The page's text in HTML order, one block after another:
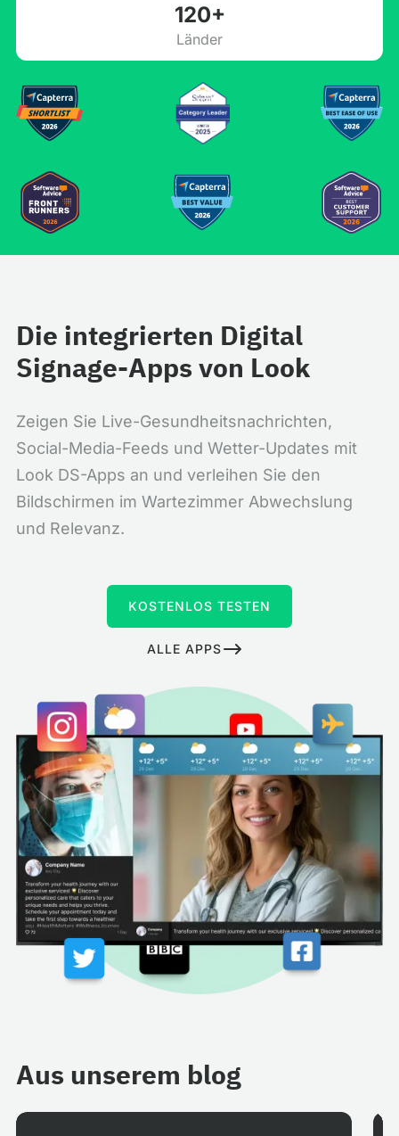
120+
Länder
Die integrierten Digital
Signage-Apps von Look
Zeigen Sie Live-Gesundheitsnachrichten,
Social-Media-Feeds und Wetter-Updates mit
Look DS-Apps an und verleihen Sie den
Bildschirmen im Wartezimmer Abwechslung
und Relevanz.
KOSTENLOS TESTEN
ALLE APPS
Aus unserem blog